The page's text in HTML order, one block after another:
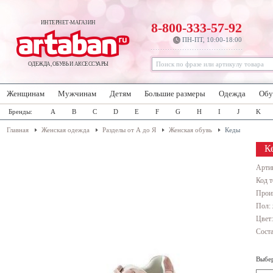
ИНТЕРНЕТ-МАГАЗИН
ОДЕЖДА, ОБУВЬ И АКСЕССУАРЫ
8-800-333-57-92
ПН-ПТ, 10:00-18:00
Женщинам Мужчинам Детям Большие размеры Одежда
Бренды: A B C D E F G H I J K
Главная Женская одежда Разделы от А до Я Женская обувь Кеды
Код
Пол: